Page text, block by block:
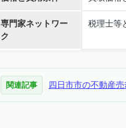
専門家ネットワー
ク
税理士等
関連記事 四日市市の不動産